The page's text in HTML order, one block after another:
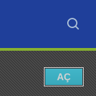
AÇ